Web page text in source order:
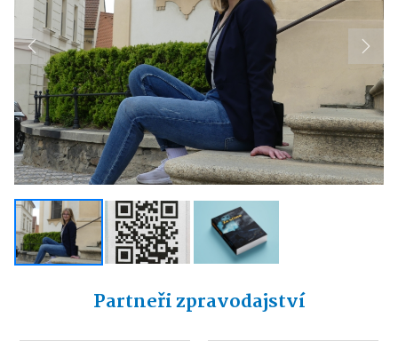
Previous Next
Partneři zpravodajství